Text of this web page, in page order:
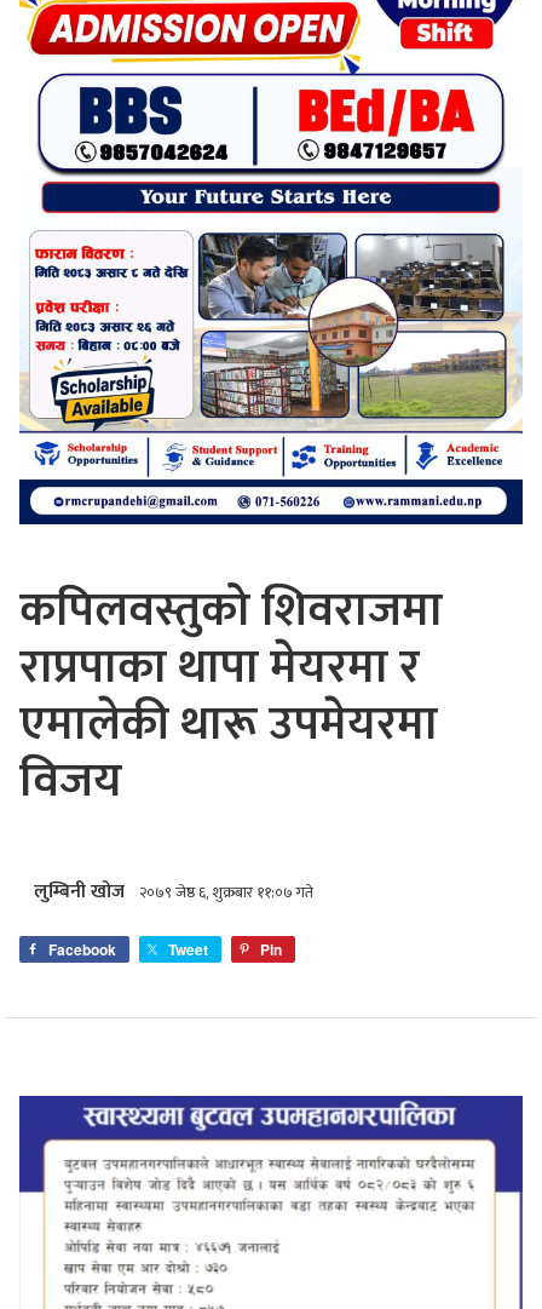
कपिलवस्तुको शिवराजमा
राप्रपाका थापा मेयरमा र
एमालेकी थारू उपमेयरमा
विजय
लुम्बिनी खोज २०७९ जेष्ठ ६, शुक्रबार ११:०७ गते
Facebook Tweet Pin